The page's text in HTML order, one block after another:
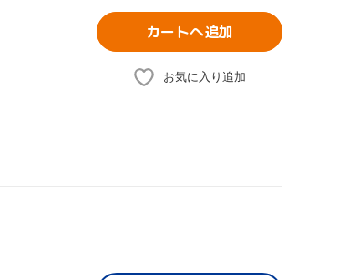
カートへ追加
お気に入り追加